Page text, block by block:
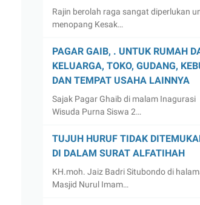
Rajin berolah raga sangat diperlukan
menopang Kesak…
PAGAR GAIB, . UNTUK RUMAH
KELUARGA, TOKO, GUDANG,
DAN TEMPAT USAHA LAINNYA
Sajak Pagar Ghaib di malam Inagurasi
Wisuda Purna Siswa 2…
TUJUH HURUF TIDAK
DI DALAM SURAT ALFATIHAH
KH.moh. Jaiz Badri Situbondo di
Masjid Nurul Imam…